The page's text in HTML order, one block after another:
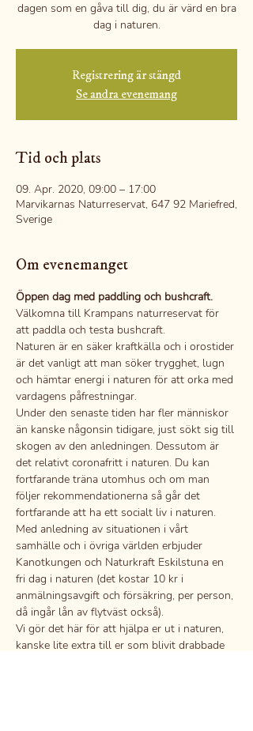
dagen som en gåva till dig, du är värd en bra
dag i naturen.
Registrering är stängd
Se andra evenemang
Tid och plats
09. Apr. 2020, 09:00 – 17:00
Marvikarnas Naturreservat, 647 92 Mariefred,
Sverige
Om evenemanget
Öppen dag med paddling och bushcraft.
Välkomna till Krampans naturreservat för
att paddla och testa bushcraft.
Naturen är en säker kraftkälla och i orostider
är det vanligt att man söker trygghet, lugn
och hämtar energi i naturen för att orka med
vardagens påfrestningar.
Under den senaste tiden har fler människor
än kanske någonsin tidigare, just sökt sig till
skogen av den anledningen. Dessutom är
det relativt coronafritt i naturen. Du kan
fortfarande träna utomhus och om man
följer rekommendationerna så går det
fortfarande att ha ett socialt liv i naturen.
Med anledning av situationen i vårt
samhälle och i övriga världen erbjuder
Kanotkungen och Naturkraft Eskilstuna en
fri dag i naturen (det kostar 10 kr i
anmälningsavgift och försäkring, per person,
då ingår lån av flytväst också).
Vi gör det här för att hjälpa er ut i naturen,
kanske lite extra till er som blivit drabbade